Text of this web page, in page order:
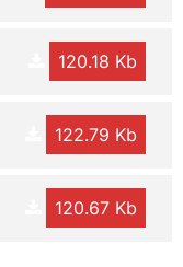
120.18 Kb
122.79 Kb
120.67 Kb